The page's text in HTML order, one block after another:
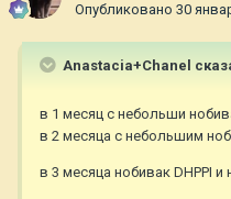
Опубликовано 30
Anastacia+Chanel
в 1 месяц с небольши
в 2 месяца с небольшим
в 3 месяца нобивак DHPPI и